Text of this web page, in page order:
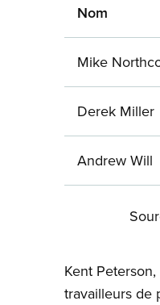
Nom
Mike
Derek Miller
Andrew Will
Kent
travailleurs de